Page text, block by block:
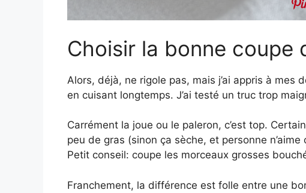
Choisir la bonne
Alors, déjà, ne rigole pas, mais j’ai appris à mes
en cuisant longtemps. J’ai testé un truc trop
Carrément la joue ou le paleron, c’est top.
peu de gras (sinon ça sèche, et personne
Petit conseil: coupe les morceaux grosses
Franchement, la différence est folle entre une